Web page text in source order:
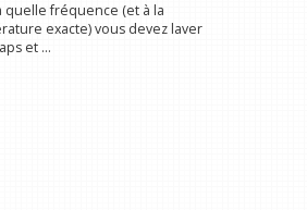
quelle fréquence (et à la
exacte) vous devez laver
et ...